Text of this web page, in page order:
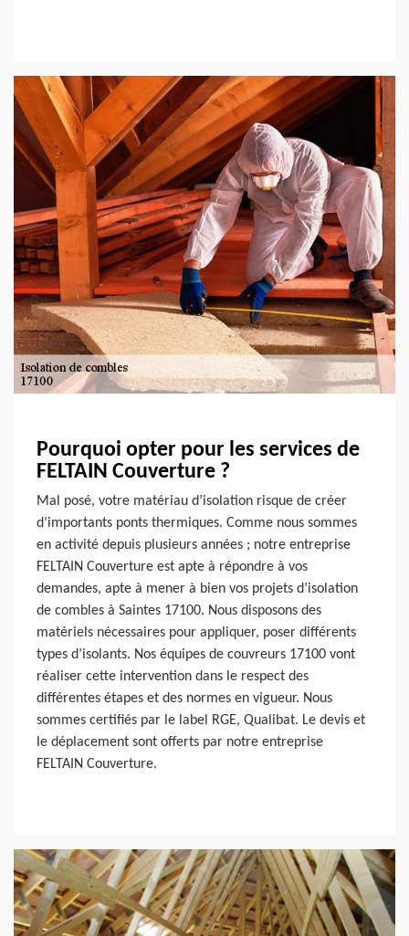
Pourquoi opter pour les services de
FELTAIN Couverture ?
Mal posé, votre matériau d’isolation risque de créer
d’importants ponts thermiques. Comme nous sommes
en activité depuis plusieurs années ; notre entreprise
FELTAIN Couverture est apte à répondre à vos
demandes, apte à mener à bien vos projets d’isolation
de combles à Saintes 17100. Nous disposons des
matériels nécessaires pour appliquer, poser différents
types d’isolants. Nos équipes de couvreurs 17100 vont
réaliser cette intervention dans le respect des
différentes étapes et des normes en vigueur. Nous
sommes certifiés par le label RGE, Qualibat. Le devis et
le déplacement sont offerts par notre entreprise
FELTAIN Couverture.